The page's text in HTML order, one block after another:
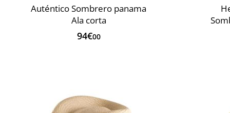
Auténtico Sombrero panama
Ala corta
94€00